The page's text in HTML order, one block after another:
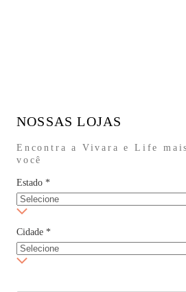
NOSSAS LOJAS
Encontra a Vivara e Life
você
Estado *
Cidade *